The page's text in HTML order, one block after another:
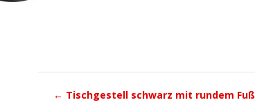
← Tischgestell schwarz mit rundem Fuß